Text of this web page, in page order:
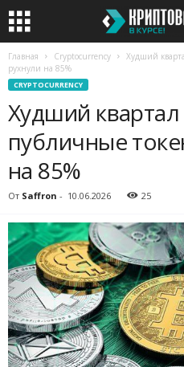
Главная Cryptocurrency
Худший
рухнули на 85%
CRYPTOCURRENCY
Худший квартал
публичные
на 85%
От Saffron - 10.06.2026 25